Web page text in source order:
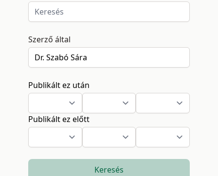
Szerző által
Publikált ez után
Publikált ez előtt
Keresés